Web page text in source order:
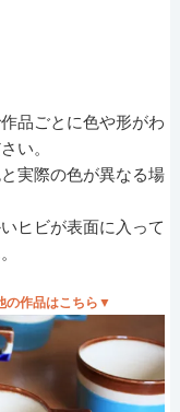
品ごとに色や形がわ
い。
実際の色が異なる場
ヒビが表面に入って
の作品はこちら▼